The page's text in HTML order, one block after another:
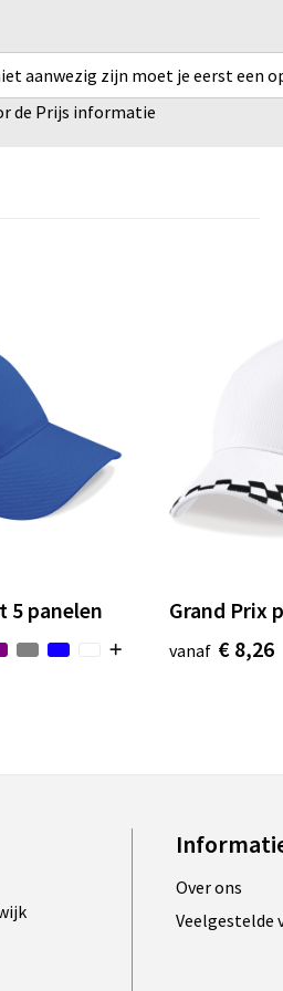
aanwezig zijn moet je eerst een
de Prijs informatie
5 panelen Grand Prix
vanaf € 8,26
Over ons
Veelgestelde